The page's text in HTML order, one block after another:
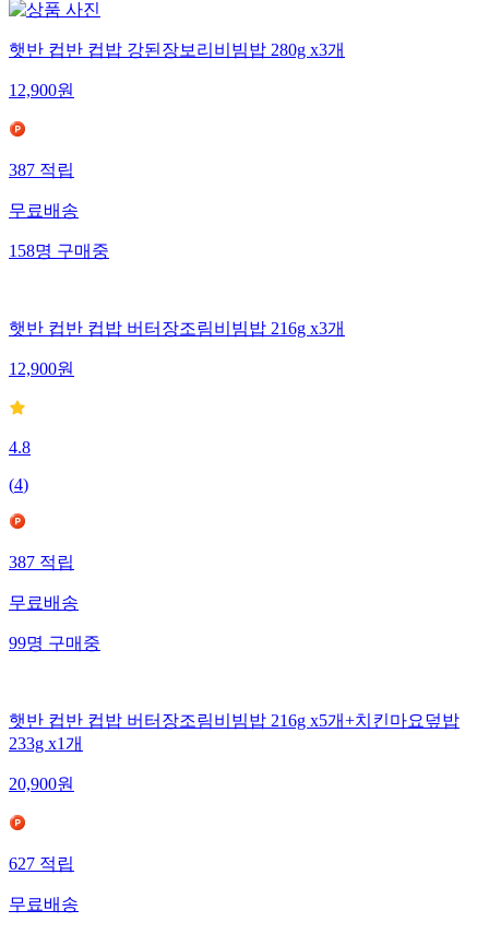
햇반 컵반 컵밥 강된장보리비빔밥 280g x3개
12,900원
387 적립
무료배송
158명 구매중
햇반 컵반 컵밥 버터장조림비빔밥 216g x3개
12,900원
4.8
(4)
387 적립
무료배송
99명 구매중
햇반 컵반 컵밥 버터장조림비빔밥 216g x5개+치킨마요덮밥
233g x1개
20,900원
627 적립
무료배송